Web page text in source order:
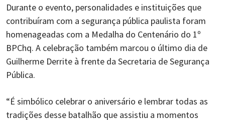
Durante o evento, personalidades e instituições que
contribuíram com a segurança pública paulista foram
homenageadas com a Medalha do Centenário do 1º
BPChq. A celebração também marcou o último dia de
Guilherme Derrite à frente da Secretaria de Segurança
Pública.
“É simbólico celebrar o aniversário e lembrar todas as
tradições desse batalhão que assistiu a momentos